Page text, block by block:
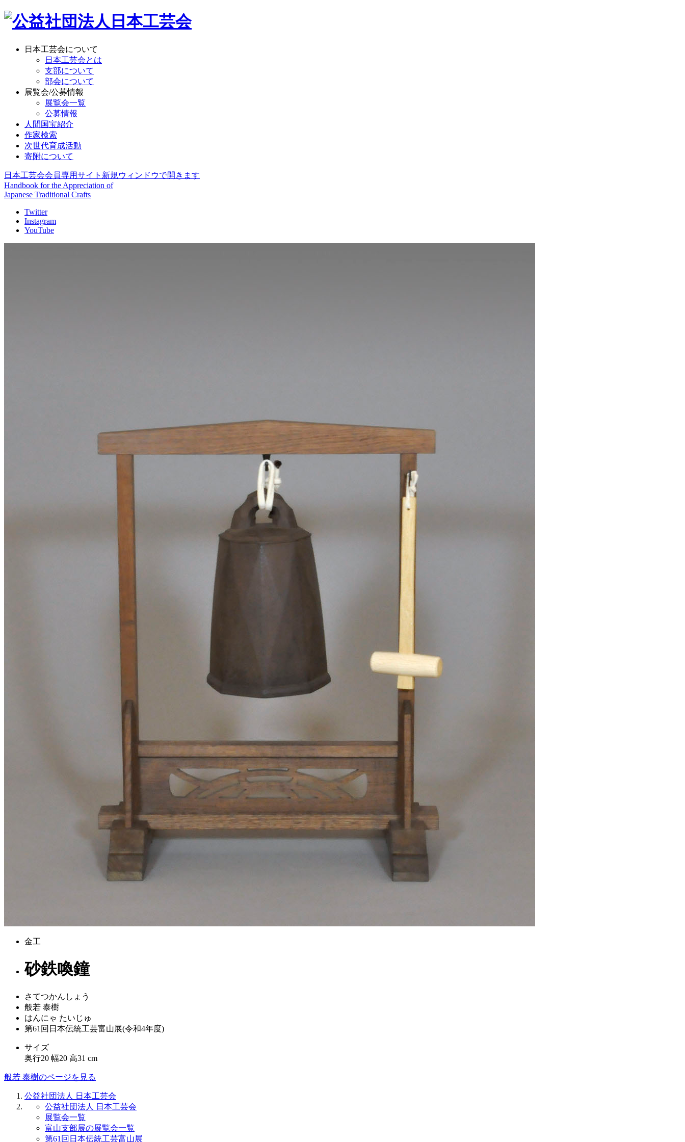
日本工芸会について
日本工芸会とは
支部について
部会について
展覧会/公募情報
展覧会一覧
公募情報
人間国宝紹介
作家検索
次世代育成活動
寄附について
日本工芸会会員専用サイト 新規ウィンドウで開きます
Handbook for the Appreciation of
Japanese Traditional Crafts
Twitter
Instagram
YouTube
金工
砂鉄喚鐘
さてつかんしょう
般若 泰樹
はんにゃ たいじゅ
第61回日本伝統工芸富山展(令和4年度)
サイズ
奥行20 幅20 高31 cm
般若 泰樹のページを見る
公益社団法人 日本工芸会
公益社団法人 日本工芸会
展覧会一覧
富山支部展の展覧会一覧
第61回日本伝統工芸富山展